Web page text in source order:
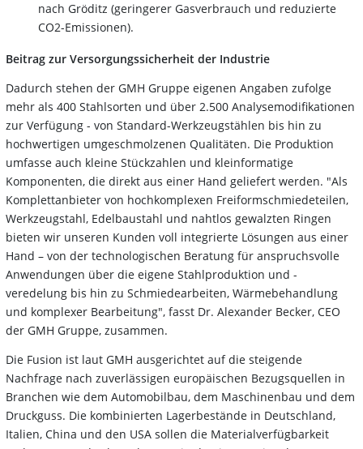
nach Gröditz (geringerer Gasverbrauch und reduzierte
CO2-Emissionen).
Beitrag zur Versorgungssicherheit der Industrie
Dadurch stehen der GMH Gruppe eigenen Angaben zufolge
mehr als 400 Stahlsorten und über 2.500 Analysemodifikationen
zur Verfügung - von Standard-Werkzeugstählen bis hin zu
hochwertigen umgeschmolzenen Qualitäten. Die Produktion
umfasse auch kleine Stückzahlen und kleinformatige
Komponenten, die direkt aus einer Hand geliefert werden. "Als
Komplettanbieter von hochkomplexen Freiformschmiedeteilen,
Werkzeugstahl, Edelbaustahl und nahtlos gewalzten Ringen
bieten wir unseren Kunden voll integrierte Lösungen aus einer
Hand – von der technologischen Beratung für anspruchsvolle
Anwendungen über die eigene Stahlproduktion und -
veredelung bis hin zu Schmiedearbeiten, Wärmebehandlung
und komplexer Bearbeitung", fasst Dr. Alexander Becker, CEO
der GMH Gruppe, zusammen.
Die Fusion ist laut GMH ausgerichtet auf die steigende
Nachfrage nach zuverlässigen europäischen Bezugsquellen in
Branchen wie dem Automobilbau, dem Maschinenbau und dem
Druckguss. Die kombinierten Lagerbestände in Deutschland,
Italien, China und den USA sollen die Materialverfügbarkeit